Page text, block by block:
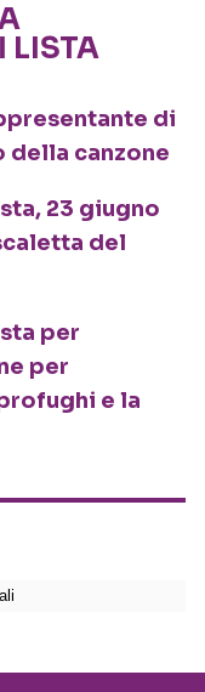
LISTA
di
della canzone
23 giugno
del
per
per
e la